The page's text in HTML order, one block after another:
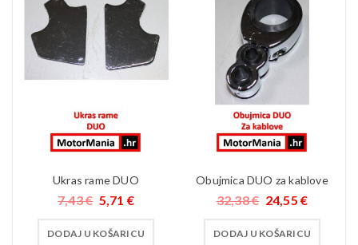
Ukras rame DUO
7,43€ 5,71 €
DODAJ U KOŠARICU
Obujmica DUO za kablove
32,38€ 24,55€
DODAJ U KOŠARICU